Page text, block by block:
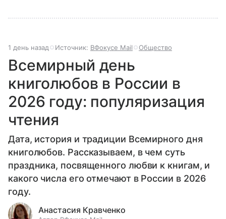
1 день назад Источник: ВФокусе Mail Общество
Всемирный день
книголюбов в России в
2026 году: популяризация
чтения
Дата, история и традиции Всемирного дня
книголюбов. Рассказываем, в чем суть
праздника, посвященного любви к книгам, и
какого числа его отмечают в России в 2026
году.
Анастасия Кравченко